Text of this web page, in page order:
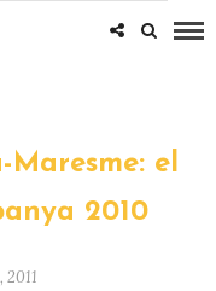
Maresme: el
2010
2011